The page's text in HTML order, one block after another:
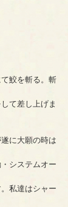
鮫を斬る。斬
て差し上げま
に大願の時は
システムオー
私達はシャー